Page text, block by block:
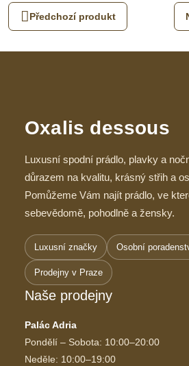
Předchozí produkt
Oxalis dessous
Luxusní spodní prádlo, plavky a
důrazem na kvalitu, krásný střih a
Pomůžeme Vám najít prádlo, ve
sebevědomě, pohodlně a žensky.
Luxusní značky Osobní
Prodejny v Praze
Naše prodejny
Palác Adria
Pondělí – Sobota: 10:00–20:00
Neděle: 10:00–19:00